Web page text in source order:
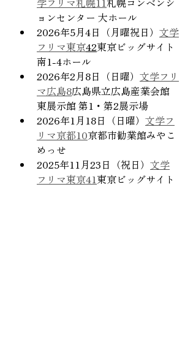
ョンセンター 大ホール
2026年5月4日（月曜祝日） 文学
フリマ東京42東京ビッグサイト
南1-4ホール
2026年2月8日（日曜） 文学フリ
マ広島8広島県立広島産業会館
東展示館 第1・第2展示場
2026年1月18日（日曜） 文学フ
リマ京都10京都市勧業館みやこ
めっせ
2025年11月23日（祝日） 文学
フリマ東京41東京ビッグサイト